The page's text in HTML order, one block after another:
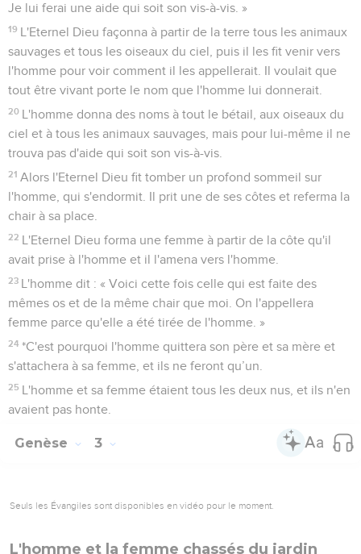
Je lui ferai une aide qui soit son vis-à-vis. »
19 L'Eternel Dieu façonna à partir de la terre tous les animaux
sauvages et tous les oiseaux du ciel, puis il les fit venir vers
l'homme pour voir comment il les appellerait. Il voulait que
tout être vivant porte le nom que l'homme lui donnerait.
20 L'homme donna des noms à tout le bétail, aux oiseaux du
ciel et à tous les animaux sauvages, mais pour lui-même il ne
trouva pas d'aide qui soit son vis-à-vis.
21 Alors l'Eternel Dieu fit tomber un profond sommeil sur
l'homme, qui s'endormit. Il prit une de ses côtes et referma la
chair à sa place.
22 L'Eternel Dieu forma une femme à partir de la côte qu'il
avait prise à l'homme et il l'amena vers l'homme.
23 L'homme dit : « Voici cette fois celle qui est faite des
mêmes os et de la même chair que moi. On l'appellera
femme parce qu'elle a été tirée de l'homme. »
24 *C'est pourquoi l'homme quittera son père et sa mère et
s'attachera à sa femme, et ils ne feront qu’un.
25 L'homme et sa femme étaient tous les deux nus, et ils n'en
avaient pas honte.
Genèse 3
Seuls les Évangiles sont disponibles en vidéo pour le moment.
L'homme et la femme chassés du jardin